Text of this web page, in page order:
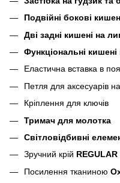
Подвійні бокові
Дві задні кишені на
Функціональні
Еластична вставка в
Петля для аксесуарів
Кріплення для ключів
Тримач для молотка
Світловідбивні
Зручний крій REGULAR
Посилення тканиною